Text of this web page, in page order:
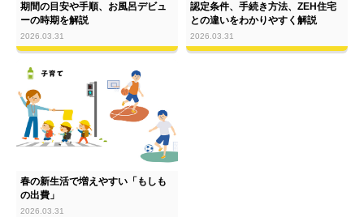
期間の目安や手順、お風呂デビュ
ーの時期を解説
2026.03.31
認定条件、手続き方法、ZEH住宅
との違いをわかりやすく解説
2026.03.31
春の新生活で増えやすい「もしも
の出費」
2026.03.31